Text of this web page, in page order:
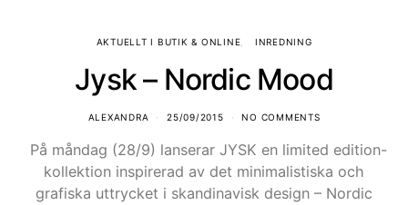
AKTUELLT I BUTIK & ONLINE INREDNING
Jysk – Nordic Mood
ALEXANDRA 25/09/2015 NO COMMENTS
På måndag (28/9) lanserar JYSK en limited edition-
kollektion inspirerad av det minimalistiska och
grafiska uttrycket i skandinavisk design – Nordic